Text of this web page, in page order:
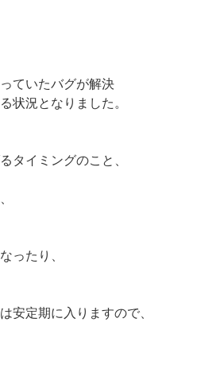
ていたバグが解決
状況となりました。
タイミングのこと、
ったり、
安定期に入りますので、